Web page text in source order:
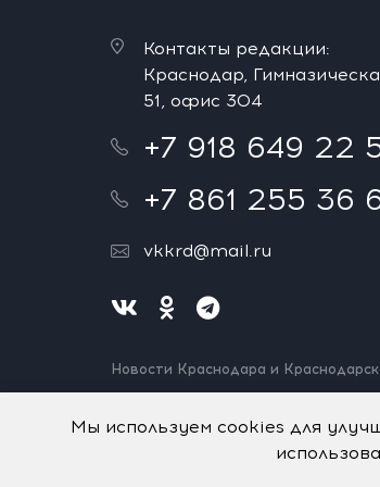
Контакты редакции:
Краснодар,
51, офис 304
+7 918 649 22
+7 861 255 36
vkkrd@mail.ru
Новости Краснодара и
Нашли ошибку? Выделите и нажмите
Мы используем cookies для